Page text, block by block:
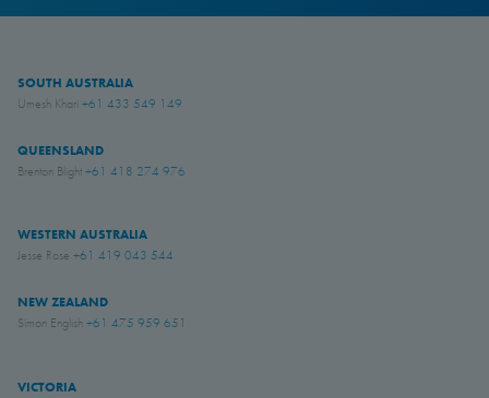
SOUTH AUSTRALIA
Umesh Khari +61 433 549 149
QUEENSLAND
Brenton Blight+61 418 274 976
WESTERN AUSTRALIA
Jesse Rose +61 419 043 544
NEW ZEALAND
Simon English +61 475 959 651
VICTORIA